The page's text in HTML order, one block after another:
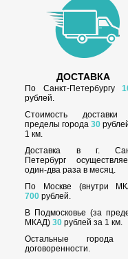
ДОСТАВКА
По Санкт-Петербургу
рублей.
Стоимость
пределы города30
1 км.
Доставка в г.
Петербург
один-два раза в месяц.
По Москве (внутри
700 рублей.
В Подмосковье (за
МКАД)30 рублей за 1 км.
Остальные города
договоренности.